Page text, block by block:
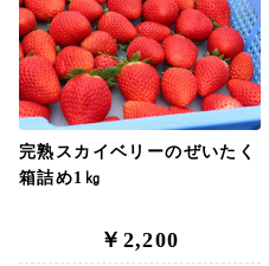
完熟スカイベリーのぜいたく
箱詰め1㎏
￥2,200